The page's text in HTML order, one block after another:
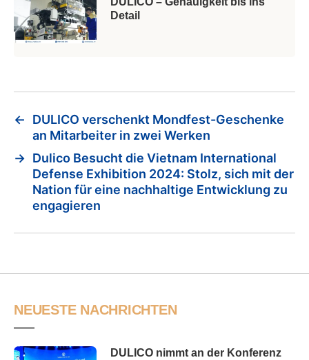
Detail
←
DULICO verschenkt Mondfest-Geschenke
an Mitarbeiter in zwei Werken
→ Dulico Besucht die Vietnam International
Defense Exhibition 2024: Stolz, sich mit der
Nation für eine nachhaltige Entwicklung zu
engagieren
NEUESTE NACHRICHTEN
DULICO nimmt an der Konferenz